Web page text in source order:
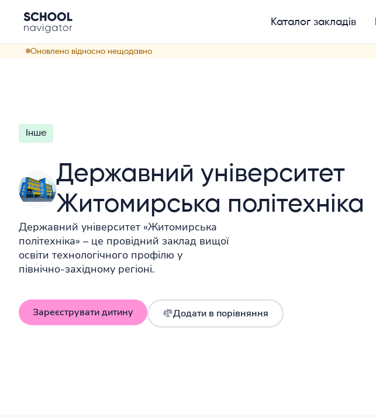
Каталог закладів
Оновлено відносно нещодавно
Інше
Державний університет
Житомирська політехніка
Державний університет «Житомирська
політехніка» – це провідний заклад вищої
освіти технологічного профілю у
північно-західному регіоні.
Зареєструвати дитину Додати в порівняння